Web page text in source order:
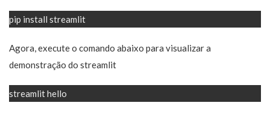
pip install streamlit
Agora, execute o comando abaixo para visualizar a
demonstração do streamlit
streamlit hello